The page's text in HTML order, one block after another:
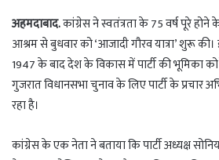
a
t
s
A
p
l
e
g
r
o
g
g
e
a
r
e
अहमदाबाद.कांग्रेस ने स्वतंत्रता के 75 वर्ष पूरे
आश्रम से बुधवार को ‘आजादी गौरव यात्रा’ शुरू
1947 के बाद देश के विकास में पार्टी की भूमिका
गुजरात विधानसभा चुनाव के लिए पार्टी के प्रचार
रहा है।
कांग्रेस के एक नेता ने बताया कि पार्टी अध्यक्ष